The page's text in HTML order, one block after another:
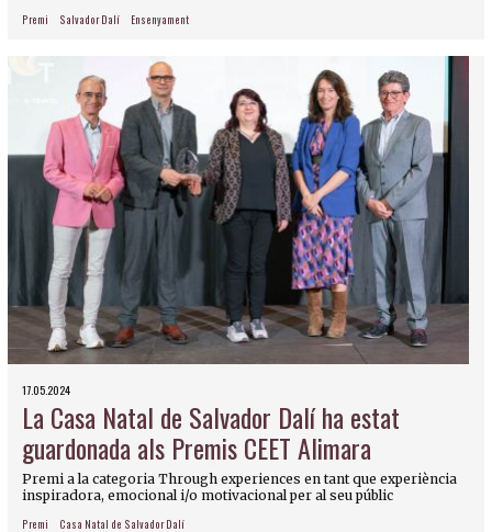
Premi Salvador Dalí Ensenyament
17.05.2024
La Casa Natal de Salvador Dalí ha estat
guardonada als Premis CEET Alimara
Premi a la categoria Through experiences en tant que experiència
inspiradora, emocional i/o motivacional per al seu públic
Premi Casa Natal de Salvador Dalí